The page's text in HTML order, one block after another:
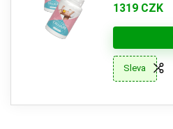
1319 CZK
Sleva